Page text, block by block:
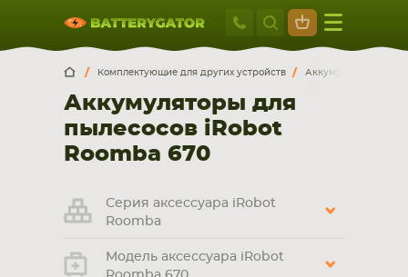
Москва
+7 495 414
Москва
г. Москва, ул. Ткацкая, 5с3 (м. Семеновская)
5 мин. ходьбы от ст.м. “Семеновская”
+7 495 414 28 59
9:00-21:00
смартфона, планшета
Комплектующие для других устройств Аккумуляторы для
Аккумуляторы для
пылесосов iRobot
Roomba 670
Серия аксессуара iRobot
Roomba
Модель аксессуара iRobot